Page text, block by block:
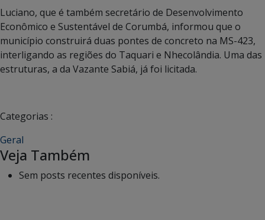
Luciano, que é também secretário de Desenvolvimento
Econômico e Sustentável de Corumbá, informou que o
município construirá duas pontes de concreto na MS-423,
interligando as regiões do Taquari e Nhecolândia. Uma das
estruturas, a da Vazante Sabiá, já foi licitada.
Categorias :
Geral
Veja Também
Sem posts recentes disponíveis.